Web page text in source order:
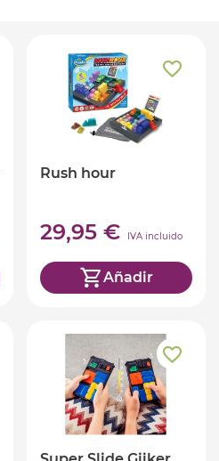
Rush hour
29,95 € IVA incluido
Añadir